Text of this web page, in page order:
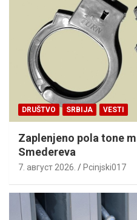
DRUŠTVO SRBIJA VESTI
Zaplenjeno pola tone
Smedereva
7. август 2026. Pcinjski017